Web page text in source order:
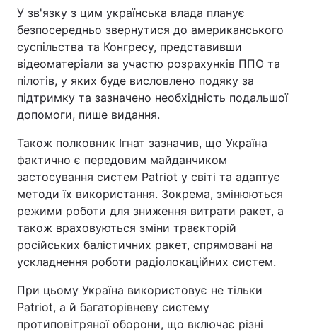
У зв'язку з цим українська влада планує
безпосередньо звернутися до американського
суспільства та Конгресу, представивши
відеоматеріали за участю розрахунків ППО та
пілотів, у яких буде висловлено подяку за
підтримку та зазначено необхідність подальшої
допомоги, пише видання.
Також полковник Ігнат зазначив, що Україна
фактично є передовим майданчиком
застосування систем Patriot у світі та адаптує
методи їх використання. Зокрема, змінюються
режими роботи для зниження витрати ракет, а
також враховуються зміни траєкторій
російських балістичних ракет, спрямовані на
ускладнення роботи радіолокаційних систем.
При цьому Україна використовує не тільки
Patriot, а й багаторівневу систему
протиповітряної оборони, що включає різні